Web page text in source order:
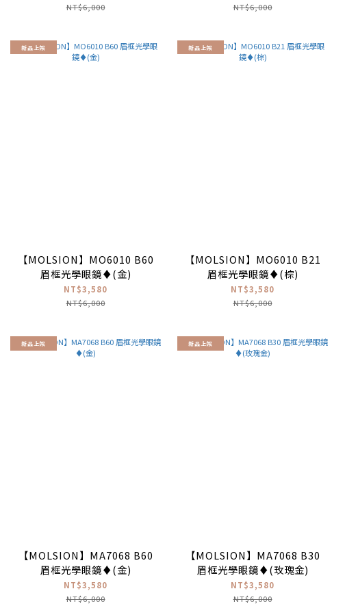
NT$6,000
NT$6,000
新品上架
【MOLSION】MO6010 B60
眉框光學眼鏡♦(金)
NT$3,580
NT$6,000
新品上架
【MOLSION】MO6010 B21
眉框光學眼鏡♦(棕)
NT$3,580
NT$6,000
新品上架
【MOLSION】MA7068 B60
眉框光學眼鏡♦(金)
NT$3,580
NT$6,000
新品上架
【MOLSION】MA7068 B30
眉框光學眼鏡♦(玫瑰金)
NT$3,580
NT$6,000